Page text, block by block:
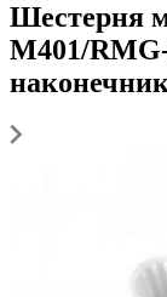
Шестерня
M401/